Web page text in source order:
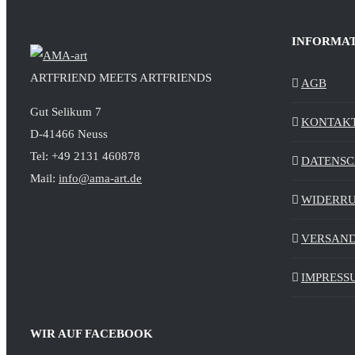
ARTFRIEND MEETS ARTFRIENDS
Gut Selikum 7
D-41466 Neuss
Tel: +49 2131 460878
Mail: info@ama-art.de
AGB
WIR AUF FACEBOOK